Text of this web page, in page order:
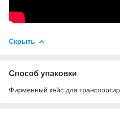
Скрыть
Способ упаковки
Фирменный кейс для